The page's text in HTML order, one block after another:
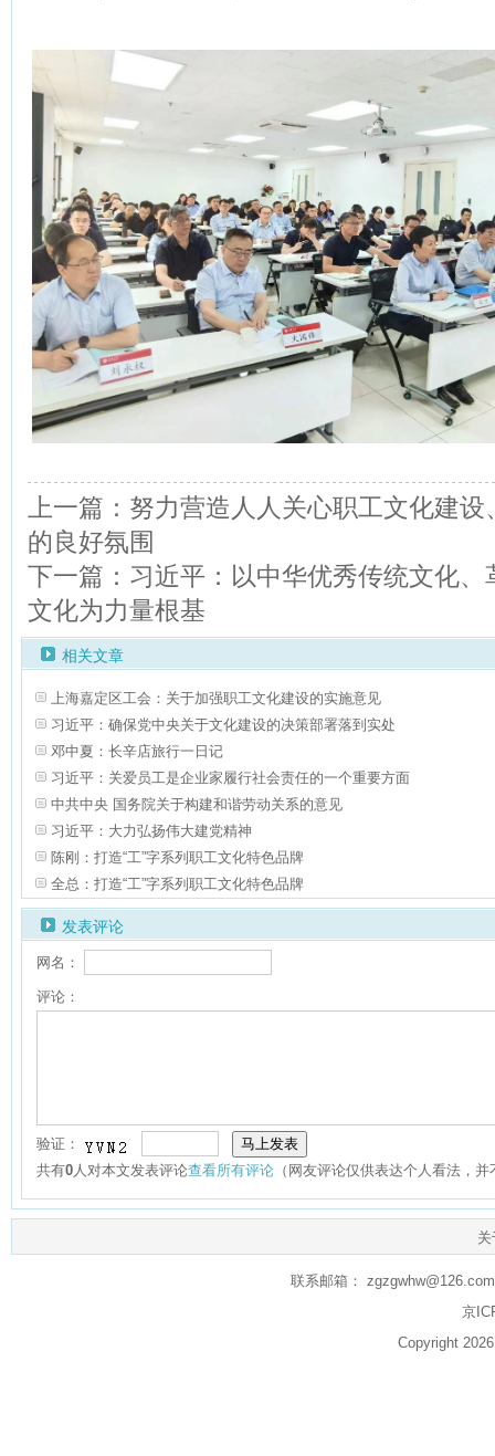
上一篇：努力营造人人关心职工文化建
的良好氛围
下一篇：习近平：以中华优秀传统文化
文化为力量根基
相关文章
上海嘉定区工会：关于加强职工文化建设的实施意见
习近平：确保党中央关于文化建设的决策部署落到实处
邓中夏：长辛店旅行一日记
习近平：关爱员工是企业家履行社会责任的一个重要方面
中共中央 国务院关于构建和谐劳动关系的意见
习近平：大力弘扬伟大建党精神
陈刚：打造“工”字系列职工文化特色品牌
全总：打造“工”字系列职工文化特色品牌
发表评论
网名：
评论：
验证：
共有0人对本文发表评论查看所有评论 （网友评论仅供表达个人看法，
联系邮箱：
京
Copyright